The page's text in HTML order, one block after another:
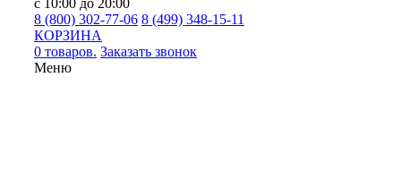
с 10:00 до 20:00
8 (800) 302-77-06 8 (499) 348-15-11
КОРЗИНА
0 товаров. Заказать звонок
Меню